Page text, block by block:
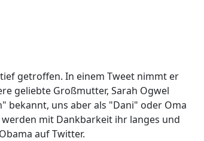
getroffen. In einem Tweet nimmt er
geliebte Großmutter, Sarah Ogwel
bekannt, uns aber als "Dani" oder Oma
mit Dankbarkeit ihr langes und
auf Twitter.